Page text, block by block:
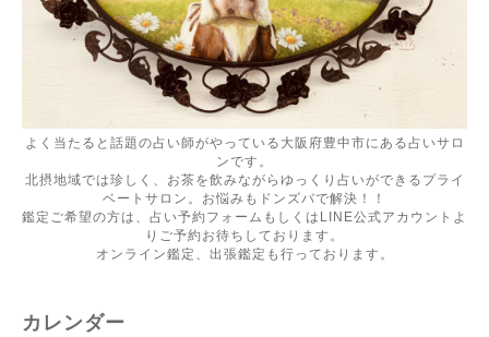
よく当たると話題の占い師がやっている大阪府豊中市にある占いサロ
ンです。
北摂地域では珍しく、お茶を飲みながらゆっくり占いができるプライ
ベートサロン。お悩みもドンズバで解決！！
鑑定ご希望の方は、占い予約フォームもしくはLINE公式アカウントよ
りご予約お待ちしております。
オンライン鑑定、出張鑑定も行っております。
カレンダー